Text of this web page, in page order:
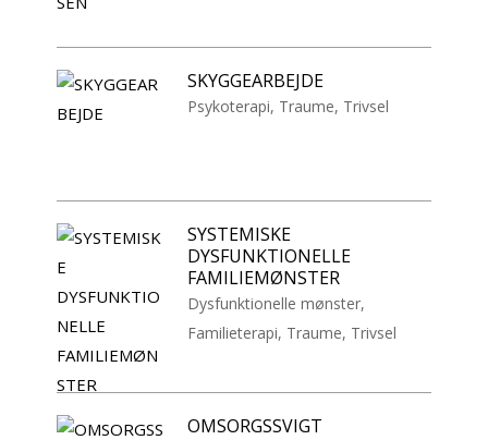
SKYGGEARBEJDE
Psykoterapi, Traume, Trivsel
SYSTEMISKE
DYSFUNKTIONELLE
FAMILIEMØNSTER
Dysfunktionelle mønster,
Familieterapi, Traume, Trivsel
OMSORGSSVIGT